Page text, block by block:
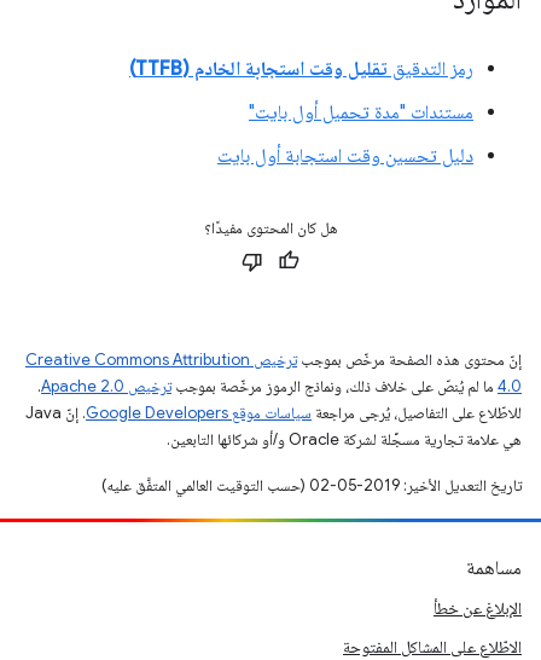
رمز التدقيق تقليل وقت استجابة الخادم (TTFB)
مستندات "مدة تحميل أول بايت"
دليل تحسين وقت استجابة أول بايت
هل كان المحتوى مفيدًا؟
إنّ محتوى هذه الصفحة مرخّص بموجب
ترخيص Creative Commons Attribution
4.0‏ ما لم يُنصّ على خلاف ذلك، ونماذج الرموز مرخّصة بموجبترخيص Apache 2.0‏
.
للاطّلاع على التفاصيل، يُرجى مراجعة سياسات موقع Google Developers‏
. إنّ Java
هي علامة تجارية مسجَّلة لشركة Oracle و/أو شركائها التابعين.
تاريخ التعديل الأخير: 2019-05-02 (حسب التوقيت العالمي المتفَّق عليه)
مساهمة
الإبلاغ عن خطأ
الاطّلاع على المشاكل المفتوحة